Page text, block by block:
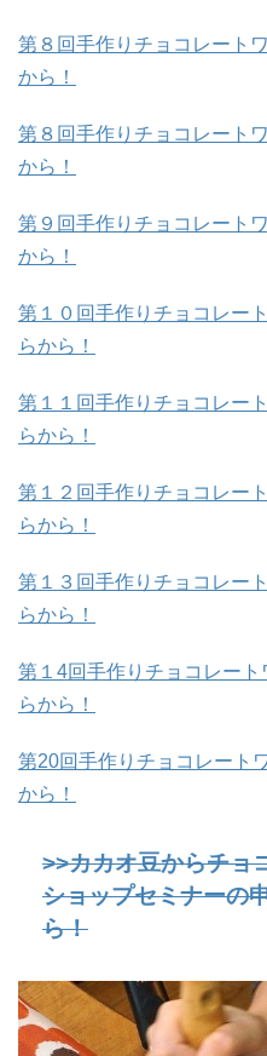
第８回手作りチョコレート
から！
第８回手作りチョコレート
から！
第９回手作りチョコレート
から！
第１０回手作りチョコレー
らから！
第１１回手作りチョコレー
らから！
第１２回手作りチョコレー
らから！
第１３回手作りチョコレー
らから！
第１4回手作りチョコレー
らから！
第20回手作りチョコレート
から！
>>カカオ豆からチョ
ショップセミナーの
ら！